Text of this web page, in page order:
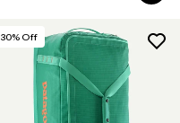
30% Off